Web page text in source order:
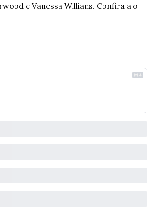
e Vanessa Willians. Confira a o